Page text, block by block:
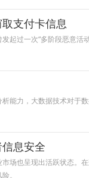
支付卡信息
起过一次“多阶段恶意活
能力，大数据技术对
息安全
场也呈现出活跃状态。
。